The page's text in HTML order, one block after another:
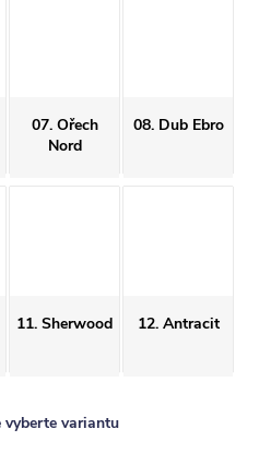
07. Ořech
Nord
08. Dub Ebro
11. Sherwood 12. Antracit
vyberte variantu